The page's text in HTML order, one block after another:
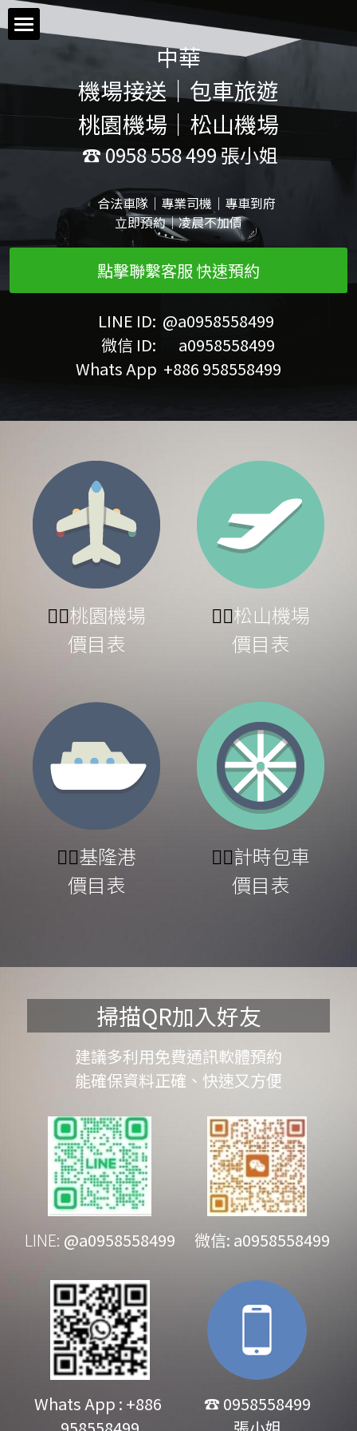
桃園機場價目表
松山機場價目表
基隆港價目表
包車旅遊價目表
送機&接機預約單
中華
機場接送｜包車旅遊
桃園機場｜松山機場
☎ 0958 558 499 張小姐
     合法車隊｜專業司機｜專車到府
立即預約｜凌晨不加價
點擊聯繫客服 快速預約
LINE ID:  @a0958558499
      微信 ID:       a0958558499
Whats App  +886 958558499
👉🏻桃園機場
價目表
👉🏻松山機場
價目表
👉🏻基隆港
價目表
👉🏻計時包車
價目表
掃描QR加入好友
建議多利用免費通訊軟體預約
能確保資料正確、快速又方便
LINE: @a0958558499
   微信: a0958558499
Whats App : +886
☎ 0958558499
商品分類
所有商品分類